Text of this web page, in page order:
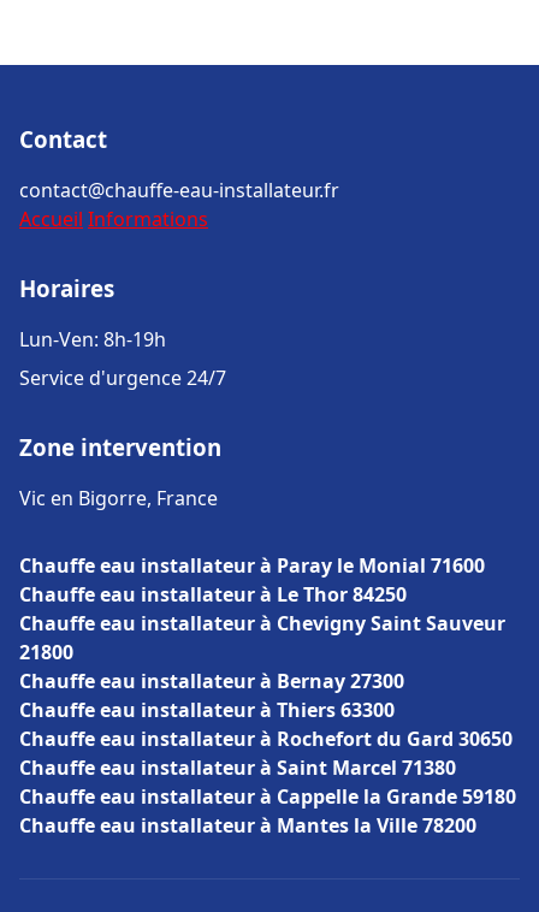
Contact
contact@chauffe-eau-installateur.fr
Accueil Informations
Horaires
Lun-Ven: 8h-19h
Service d'urgence 24/7
Zone intervention
Vic en Bigorre, France
Chauffe eau installateur à Paray le Monial 71600
Chauffe eau installateur à Le Thor 84250
Chauffe eau installateur à Chevigny Saint Sauveur
21800
Chauffe eau installateur à Bernay 27300
Chauffe eau installateur à Thiers 63300
Chauffe eau installateur à Rochefort du Gard 30650
Chauffe eau installateur à Saint Marcel 71380
Chauffe eau installateur à Cappelle la Grande 59180
Chauffe eau installateur à Mantes la Ville 78200